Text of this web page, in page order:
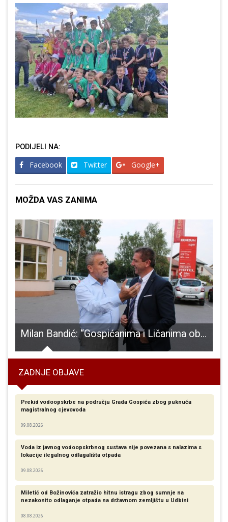
PODIJELI NA:
Facebook Twitter Google+
MOŽDA VAS ZANIMA
Milan Bandić: “Gospićanima i Ličanima obećavam duplo bolji život”
ZADNJE OBJAVE
Prekid vodoopskrbe na području Grada Gospića zbog puknuća
magistralnog cjevovoda
09.08.2026
Voda iz javnog vodoopskrbnog sustava nije povezana s nalazima s
lokacije ilegalnog odlagališta otpada
09.08.2026
Miletić od Božinovića zatražio hitnu istragu zbog sumnje na
nezakonito odlaganje otpada na državnom zemljištu u Udbini
08.08.2026